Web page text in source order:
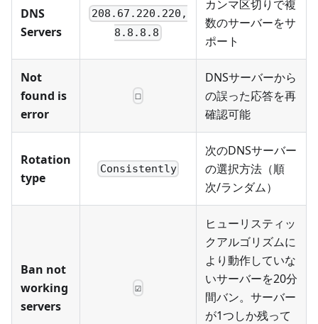
DNS
Servers
208.67.220.220,
8.8.8.8
カンマ区切りで複
数のサーバーをサ
ポート
Not
found is
error
☐
DNSサーバーから
の誤った応答を再
確認可能
Rotation
type
Consistently
次のDNSサーバー
の選択方法（順
次/ランダム）
Ban not
working
servers
☑
ヒューリスティッ
クアルゴリズムに
より動作していな
いサーバーを20分
間バン。サーバー
が1つしか残って